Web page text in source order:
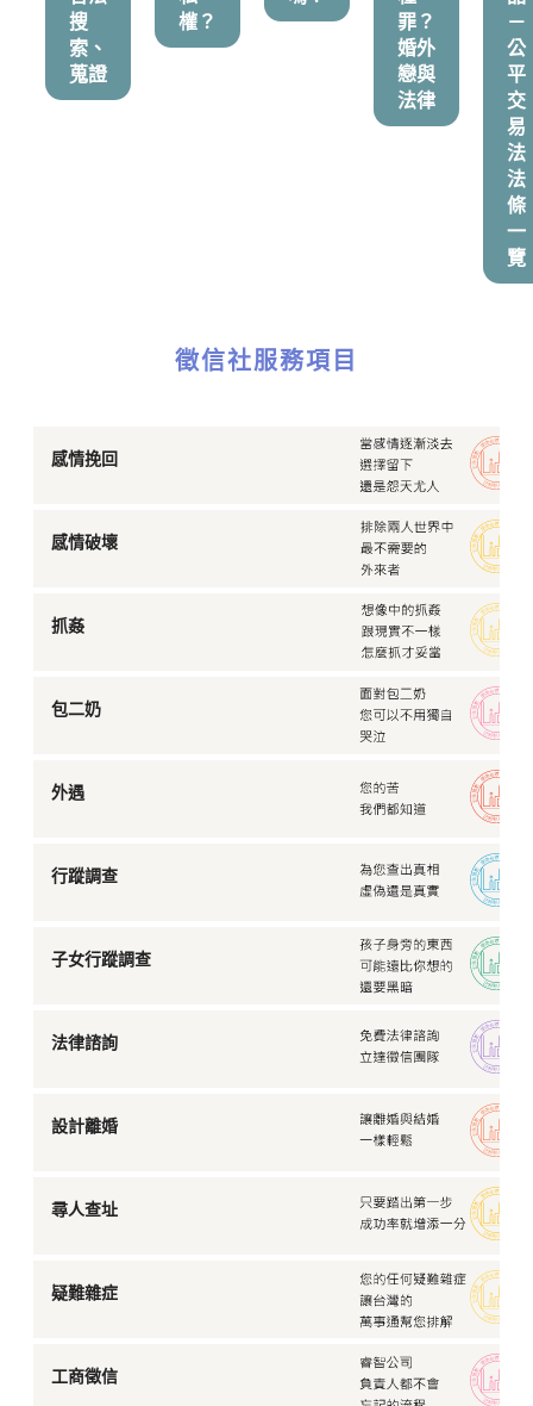
搜
索、
蒐證
權？
罪？
婚外
戀與
法律
－
公
平
交
易
法
法
條
一
覽
徵信社服務項目
感情挽回
感情破壞
抓姦
包二奶
外遇
行蹤調查
子女行蹤調查
法律諮詢
設計離婚
尋人查址
疑難雜症
工商徵信